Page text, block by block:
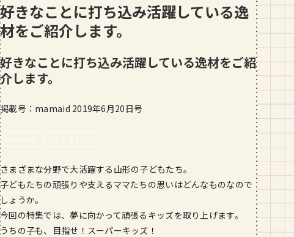
GOURMET
おすすめ！山形のそば【23選】地元民
ウェイが厳選
局何が効果的？～おすすめのお取り寄
TRIP
【写真付き】山寺の階段はきつい？階
GOURMET
元民が選ぶランキングBEST５付き！
_vol.1
好きなことに打ち込み活躍している逸
材をご紹介します。
好きなことに打ち込み活躍している逸材をご紹
介します。
掲載号：mamaid 2019年6月20日号
mamaid インタビュー
さまざまな分野で大活躍する山形の子どもたち。
子どもたちの頑張りや支えるママたちの思いはどんなものなので
しょうか。
今回の特集では、夢に向かって頑張るキッズを取り上げます。
うちの子も、目指せ！スーパーキッズ！